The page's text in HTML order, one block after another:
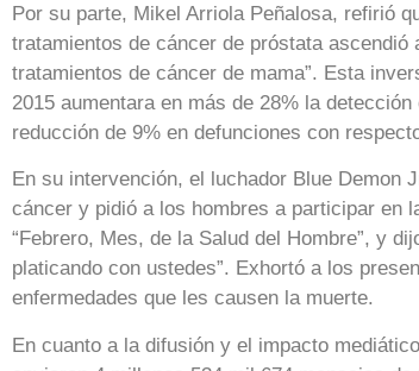
Por su parte, Mikel Arriola Peñalosa, refirió
tratamientos de cáncer de próstata
tratamientos de cáncer de mama”. Esta
2015 aumentara en más de 28% la
reducción de 9% en defunciones con
En su intervención, el luchador Blue Demon
cáncer y pidió a los hombres a participar en
“Febrero, Mes, de la Salud del Hombre”, y
platicando con ustedes”. Exhortó a los
enfermedades que les causen la muerte.
En cuanto a la difusión y el impacto